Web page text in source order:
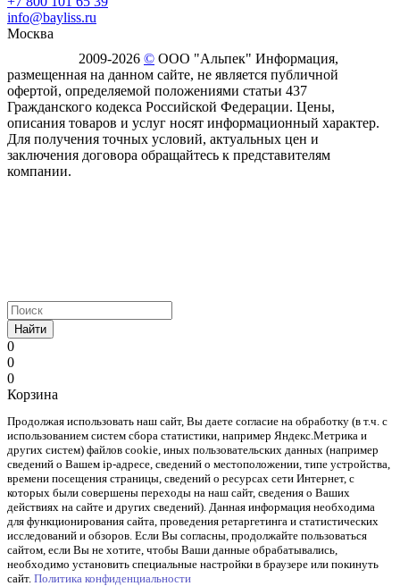
info@bayliss.ru
Москва
2009-2026 © ООО "Альпек" Информация,
размещенная на данном сайте, не является публичной
офертой, определяемой положениями статьи 437
Гражданского кодекса Российской Федерации. Цены,
описания товаров и услуг носят информационный характер.
Для получения точных условий, актуальных цен и
заключения договора обращайтесь к представителям
компании.
Найти
0
0
0
Корзина
Продолжая использовать наш cайт, Вы даете согласие на обработку (в т.ч. с
использованием систем сбора статистики, например Яндекс.Метрика и
других систем) файлов cookie, иных пользовательских данных (например
сведений о Вашем ip-адресе, сведений о местоположении, типе устройства,
времени посещения страницы, сведений о ресурсах сети Интернет, с
которых были совершены переходы на наш сайт, сведения о Ваших
действиях на сайте и других сведений). Данная информация необходима
для функционирования сайта, проведения ретаргетинга и статистических
исследований и обзоров. Если Вы согласны, продолжайте пользоваться
сайтом, если Вы не хотите, чтобы Ваши данные обрабатывались,
необходимо установить специальные настройки в браузере или покинуть
сайт. Политика конфиденциальности